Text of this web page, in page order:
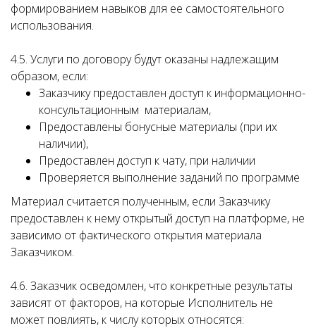
формированием навыков для ее самостоятельного
использования.
4.5. Услуги по договору будут оказаны надлежащим
образом, если:
Заказчику предоставлен доступ к информационно-
консультационным материалам,
Предоставлены бонусные материалы (при их
наличии),
Предоставлен доступ к чату, при наличии
Проверяется выполнение заданий по программе
Материал считается полученным, если Заказчику
предоставлен к нему открытый доступ на платформе, не
зависимо от фактического открытия материала
Заказчиком.
4.6. Заказчик осведомлен, что конкретные результаты
зависят от факторов, на которые Исполнитель не
может повлиять, к числу которых относятся: